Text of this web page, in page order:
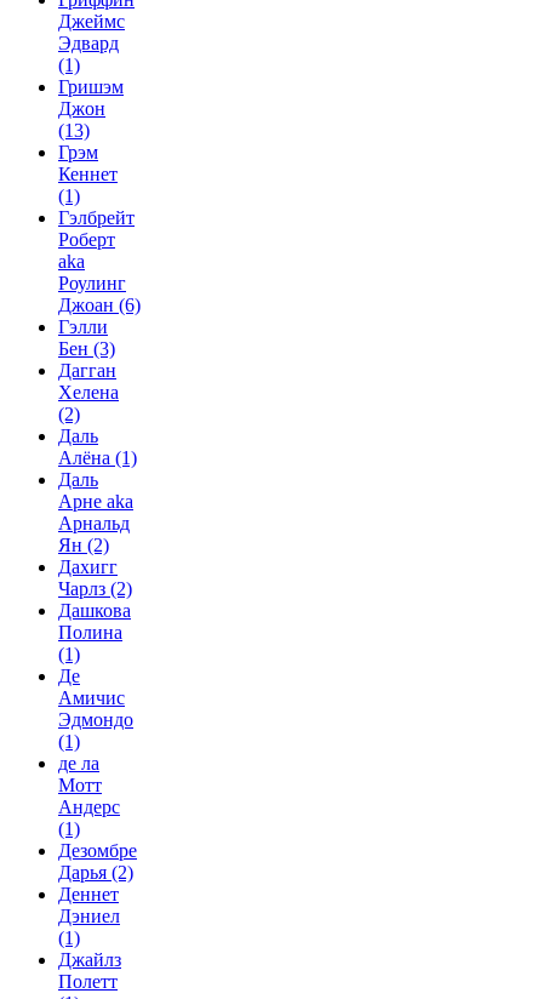
Джеймс
Эдвард
(1)
Гришэм
Джон
(13)
Грэм
Кеннет
(1)
Гэлбрейт
Роберт
aka
Роулинг
Джоан (6)
Гэлли
Бен (3)
Дагган
Хелена
(2)
Даль
Алёна (1)
Даль
Арне aka
Арнальд
Ян (2)
Дахигг
Чарлз (2)
Дашкова
Полина
(1)
Де
Амичис
Эдмондо
(1)
де ла
Мотт
Андерс
(1)
Дезомбре
Дарья (2)
Деннет
Дэниел
(1)
Джайлз
Полетт